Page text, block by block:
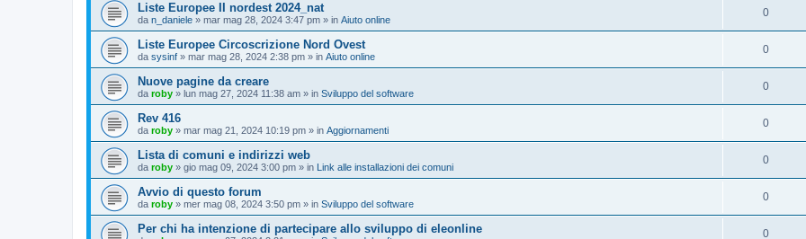
Liste Europee II nordest 2024_nat
da n_daniele » mar mag 28, 2024 3:47 pm » in Aiuto online
0
Liste Europee Circoscrizione Nord Ovest
da sysinf » mar mag 28, 2024 2:38 pm » in Aiuto online
0
Nuove pagine da creare
da roby » lun mag 27, 2024 11:38 am » in Sviluppo del software
0
Rev 416
da roby » mar mag 21, 2024 10:19 pm » in Aggiornamenti
0
Lista di comuni e indirizzi web
da roby » gio mag 09, 2024 3:00 pm » in Link alle installazioni dei comuni
0
Avvio di questo forum
da roby » mer mag 08, 2024 3:50 pm » in Sviluppo del software
0
Per chi ha intenzione di partecipare allo sviluppo di eleonline 0